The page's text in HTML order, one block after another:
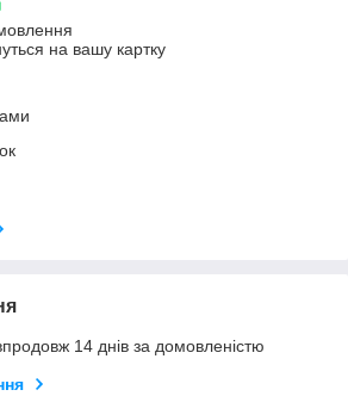
на вашу картку
14 днів за домовленістю